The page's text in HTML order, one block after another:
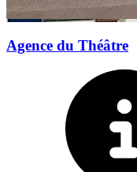
Agence du Théâtre